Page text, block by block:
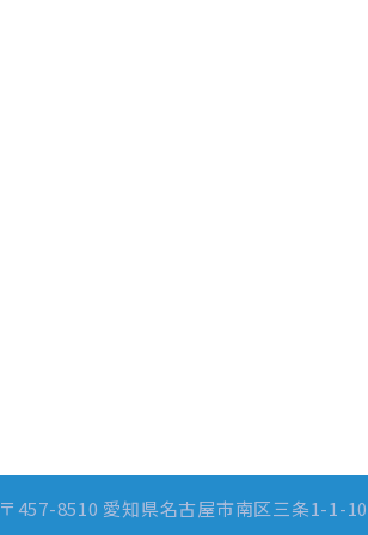
〒457-8510 愛知県名古屋市南区三条1-1-10